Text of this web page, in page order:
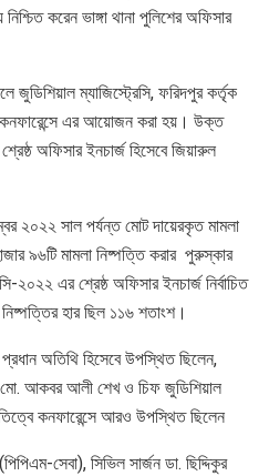
করেন ভাঙ্গা থানা পুলিশের অফিসার
জুডিশিয়াল ম্যাজিস্ট্রেসি, ফরিদপুর কর্তৃক
কনফারেন্সে এর আয়োজন করা হয়। উক্ত
অফিসার ইনচার্জ হিসেবে জিয়ারুল
২০২২ সাল পর্যন্ত মোট দায়েরকৃত মামলা
৯৬টি মামলা নিষ্পত্তি করার পুরুস্কার
এর শ্রেষ্ঠ অফিসার ইনচার্জ নির্বাচিত
হার ছিল ১১৬ শতাংশ।
প্রধান অতিথি হিসেবে উপস্থিত ছিলেন,
মো. আকবর আলী শেখ ও চিফ জুডিশিয়াল
কনফারেন্সে আরও উপস্থিত ছিলেন
সেবা), সিভিল সার্জন ডা. ছিদ্দিকুর